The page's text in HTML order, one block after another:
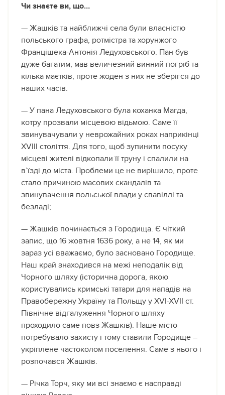
Чи знаєте ви, що…
— Жашків та найближчі села були власністю
польського графа, ротмістра та хорунжого
Францішека-Антонія Ледуховського. Пан був
дуже багатим, мав величезний винний погріб та
кілька маєтків, проте жоден з них не зберігся до
наших часів.
— У пана Ледуховського була коханка Магда,
котру прозвали місцевою відьмою. Саме її
звинувачували у неврожайних роках наприкінці
XVIII століття. Для того, щоб зупинити посуху
місцеві жителі відкопали її труну і спалили на
в’їзді до міста. Проблеми це не вирішило, проте
стало причиною масових скандалів та
звинувачення польської влади у свавіллі та
безладі;
— Жашків починається з Городища. Є чіткий
запис, що 16 жовтня 1636 року, а не 14, як ми
зараз усі вважаємо, було засновано Городище.
Наш край знаходився на межі неподалік від
Чорного шляху (історична дорога, якою
користувались кримські татари для нападів на
Правобережну Україну та Польщу у XVI-XVII ст.
Північне відгалуження Чорного шляху
проходило саме повз Жашків). Наше місто
потребувало захисту і тому ставили Городище –
укріплене частоколом поселення. Саме з нього і
розпочався Жашків.
— Річка Торч, яку ми всі знаємо є насправді